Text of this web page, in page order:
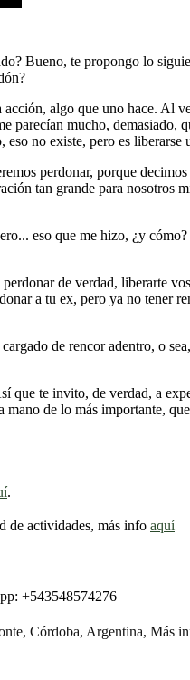
Bueno, te propongo lo
algo que uno hace. Al
parecían mucho, demasiado,
no existe, pero es liberarse
perdonar, porque
tan grande para nosotros
eso que me hizo, ¿y
de verdad, liberarte
a tu ex, pero ya no tener
de rencor adentro, o
que te invito, de verdad, a
de lo más importante,
.
de actividades, más info aquí
+543548574276
Córdoba, Argentina, Más